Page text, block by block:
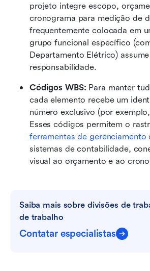
projeto integre escopo,
cronograma para medição de
frequentemente colocada em
grupo funcional específico
Departamento Elétrico)
responsabilidade.
Códigos WBS: Para manter
cada elemento recebe um
número exclusivo (por exemplo,
ferramentas de gerenciamento
sistemas de contabilidade,
visual ao orçamento e ao
Saiba mais sobre divisões de
de trabalho
Contatar especialistas